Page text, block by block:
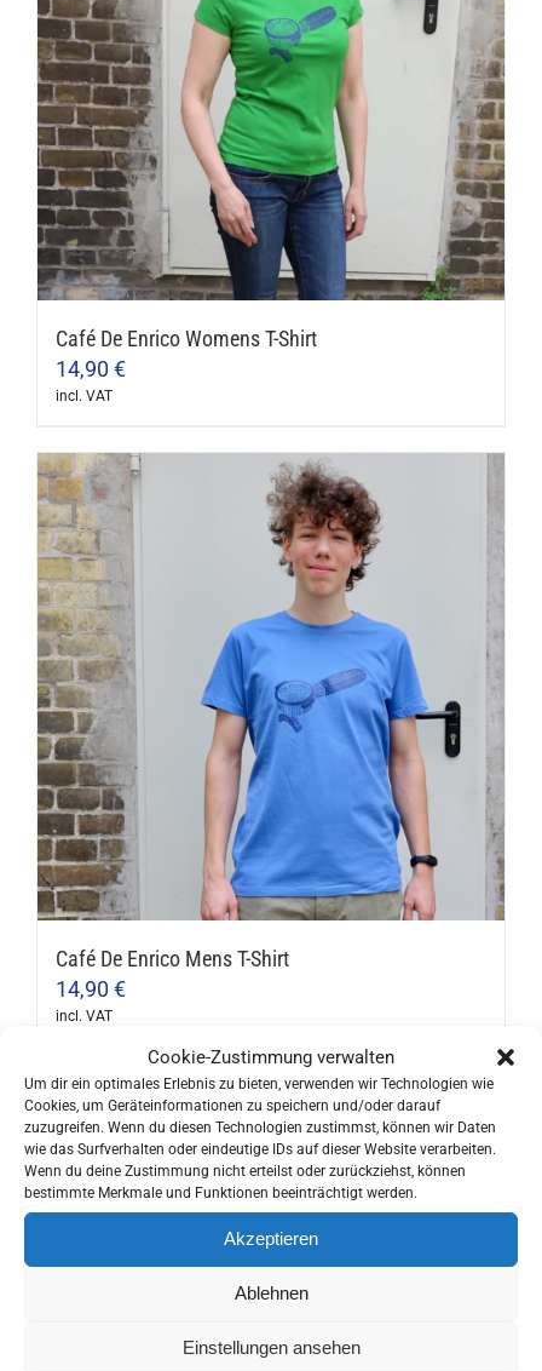
Cookie-Zustimmung verwalten
Um dir ein optimales Erlebnis zu bieten, verwenden wir Technologien wie
Cookies, um Geräteinformationen zu speichern und/oder darauf
zuzugreifen. Wenn du diesen Technologien zustimmst, können wir Daten
wie das Surfverhalten oder eindeutige IDs auf dieser Website verarbeiten.
Wenn du deine Zustimmung nicht erteilst oder zurückziehst, können
bestimmte Merkmale und Funktionen beeinträchtigt werden.
Akzeptieren
Ablehnen
Einstellungen ansehen
Café De Enrico Womens T-Shirt
14,90 €
incl. VAT
product
has
multiple
variants.
The
options
may
be
chosen
on
the
product
page
Café De Enrico Mens T-Shirt
14,90 €
incl. VAT
product
has
multiple
variants.
The
may
Our coffee roastery in Berlin-
Schöneberg:
Fritz-Reuter-Straße 13, 10827 Berlin.